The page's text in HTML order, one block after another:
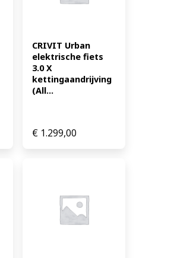
CRIVIT Urban
elektrische fiets
3.0 X
kettingaandrijving
(All...
€ 1.299,00